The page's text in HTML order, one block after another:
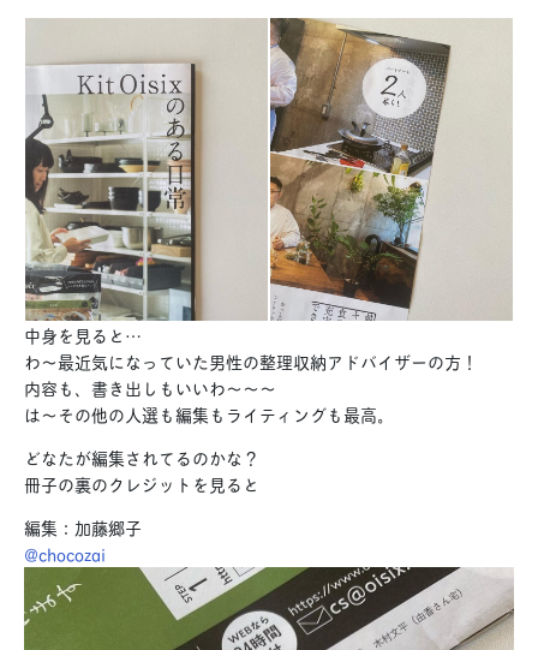
中身を見ると…
わ〜最近気になっていた男性の整理収納アドバイザーの方！
内容も、書き出しもいいわ〜〜〜
は〜その他の人選も編集もライティングも最高。
どなたが編集されてるのかな？
冊子の裏のクレジットを見ると
編集：加藤郷子
@chocozai